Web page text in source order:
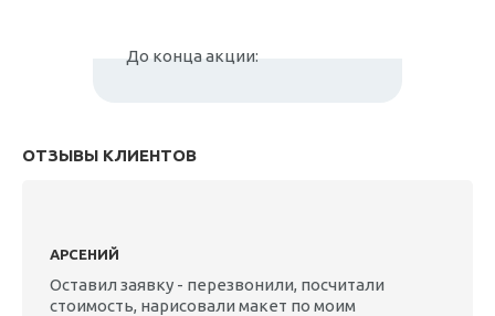
До конца акции:
ОТЗЫВЫ КЛИЕНТОВ
АРСЕНИЙ
Оставил заявку - перезвонили, посчитали
стоимость, нарисовали макет по моим